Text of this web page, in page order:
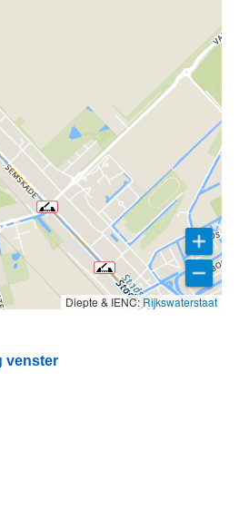
Diepte & IENC:Rijkswaterstaat
venster